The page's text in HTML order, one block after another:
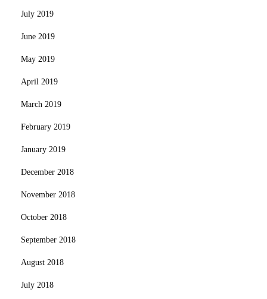
July 2019
June 2019
May 2019
April 2019
March 2019
February 2019
January 2019
December 2018
November 2018
October 2018
September 2018
August 2018
July 2018